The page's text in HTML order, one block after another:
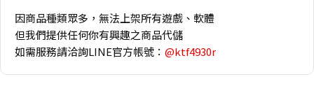
因商品種類眾多，無法上架所有遊戲、軟體
但我們提供任何你有興趣之商品代儲
如需服務請洽詢LINE官方帳號： @ktf4930r